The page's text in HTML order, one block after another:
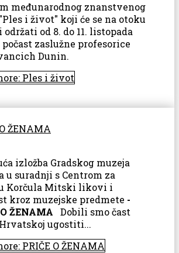
međunarodnog znanstvenog
i život" koji će se na otoku
održati od 8. do 11. listopada
počast zaslužne profesorice
Dunin.
Ples i život
ŽENAMA
izložba Gradskog muzeja
u suradnji s Centrom za
Korčula Mitski likovi i
kroz muzejske predmete -
ŽENAMA Dobili smo čast
ugostiti...
PRIČE O ŽENAMA